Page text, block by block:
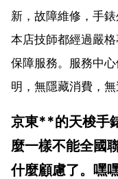
新，故障維修，手
本店技師都經過嚴
保障服務。服務中
明，無隱藏消費，無
京東**的天梭手
麼一樣不能全國
什麼顧慮了。嘿